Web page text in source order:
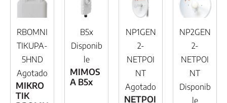
RBOMNI
TIKUPA-
5HND
Agotado
MIKRO
TIK
B5x
Disponib
le
MIMOS
A B5x
NP1GEN
2-
NETPOI
NT
Agotado
NETPOI
NP2GEN
2-
NETPOI
NT
Disponib
le